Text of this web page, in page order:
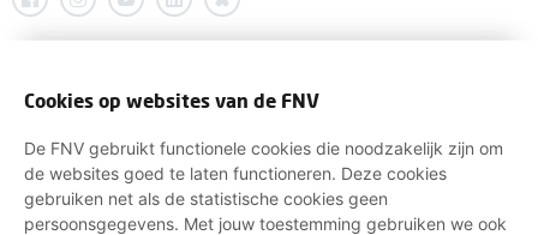
Cookies op websites van de FNV
De FNV gebruikt functionele cookies die noodzakelijk zijn om
de websites goed te laten functioneren. Deze cookies
gebruiken net als de statistische cookies geen
persoonsgegevens. Met jouw toestemming gebruiken we ook